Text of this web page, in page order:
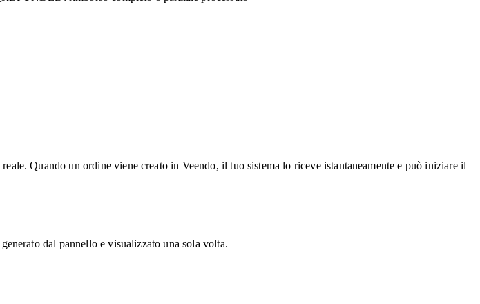
Quando un ordine viene creato in Veendo, il tuo sistema lo riceve istantaneamente e può iniziare il
dal pannello e visualizzato una sola volta.